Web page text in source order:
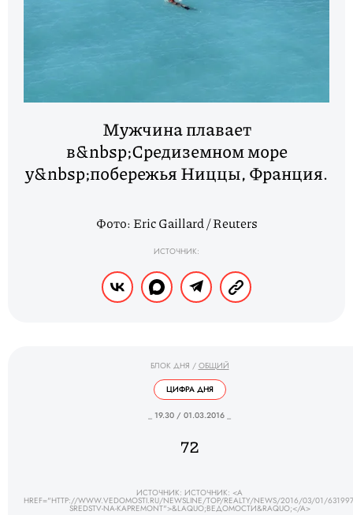
Мужчина плавает
в&nbsp;Средиземном море
у&nbsp;побережья Ниццы, Франция.
Фото: Eric Gaillard / Reuters
ИСТОЧНИК:
БЛОК ДНЯ / ОБЩИЙ
ЦИФРА ДНЯ
_ 19.30 / 01.03.2016 _
72
ИСТОЧНИК: ИСТОЧНИК: <A
HREF="HTTP://WWW.VEDOMOSTI.RU/NEWSLINE/TOP/REALTY/NEWS/2016/03/01/
SREDSTV-NA-KAPREMONT">&LAQUO;ВЕДОМОСТИ&RAQUO;</A>